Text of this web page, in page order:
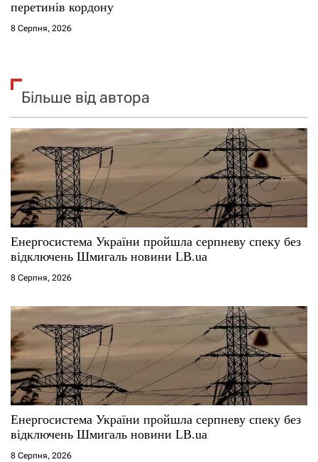
перетинів кордону
8 Серпня, 2026
Більше від автора
Енергосистема України пройшла серпневу спеку без
відключень Шмигаль новини LB.ua
8 Серпня, 2026
Енергосистема України пройшла серпневу спеку без
відключень Шмигаль новини LB.ua
8 Серпня, 2026